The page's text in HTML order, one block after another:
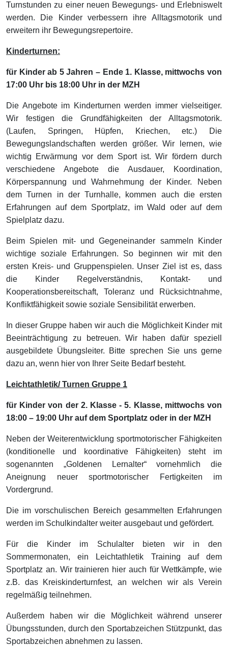
Turnstunden zu einer neuen Bewegungs- und Erlebniswelt
werden. Die Kinder verbessern ihre Alltagsmotorik und
erweitern ihr Bewegungsrepertoire.
Kinderturnen:
für Kinder ab 5 Jahren – Ende 1. Klasse, mittwochs von
17:00 Uhr bis 18:00 Uhr in der MZH
Die Angebote im Kinderturnen werden immer vielseitiger.
Wir festigen die Grundfähigkeiten der Alltagsmotorik.
(Laufen, Springen, Hüpfen, Kriechen, etc.) Die
Bewegungslandschaften werden größer. Wir lernen, wie
wichtig Erwärmung vor dem Sport ist. Wir fördern durch
verschiedene Angebote die Ausdauer, Koordination,
Körperspannung und Wahrnehmung der Kinder. Neben
dem Turnen in der Turnhalle, kommen auch die ersten
Erfahrungen auf dem Sportplatz, im Wald oder auf dem
Spielplatz dazu.
Beim Spielen mit- und Gegeneinander sammeln Kinder
wichtige soziale Erfahrungen. So beginnen wir mit den
ersten Kreis- und Gruppenspielen. Unser Ziel ist es, dass
die Kinder Regelverständnis, Kontakt- und
Kooperationsbereitschaft, Toleranz und Rücksichtnahme,
Konfliktfähigkeit sowie soziale Sensibilität erwerben.
In dieser Gruppe haben wir auch die Möglichkeit Kinder mit
Beeinträchtigung zu betreuen. Wir haben dafür speziell
ausgebildete Übungsleiter. Bitte sprechen Sie uns gerne
dazu an, wenn hier von Ihrer Seite Bedarf besteht.
Leichtathletik/ Turnen Gruppe 1
für Kinder von der 2. Klasse - 5. Klasse, mittwochs von
18:00 – 19:00 Uhr auf dem Sportplatz oder in der MZH
Neben der Weiterentwicklung sportmotorischer Fähigkeiten
(konditionelle und koordinative Fähigkeiten) steht im
sogenannten „Goldenen Lernalter“ vornehmlich die
Aneignung neuer sportmotorischer Fertigkeiten im
Vordergrund.
Die im vorschulischen Bereich gesammelten Erfahrungen
werden im Schulkindalter weiter ausgebaut und gefördert.
Für die Kinder im Schulalter bieten wir in den
Sommermonaten, ein Leichtathletik Training auf dem
Sportplatz an. Wir trainieren hier auch für Wettkämpfe, wie
z.B. das Kreiskinderturnfest, an welchen wir als Verein
regelmäßig teilnehmen.
Außerdem haben wir die Möglichkeit während unserer
Übungsstunden, durch den Sportabzeichen Stützpunkt, das
Sportabzeichen abnehmen zu lassen.